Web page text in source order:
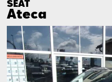
SEAT
Ateca